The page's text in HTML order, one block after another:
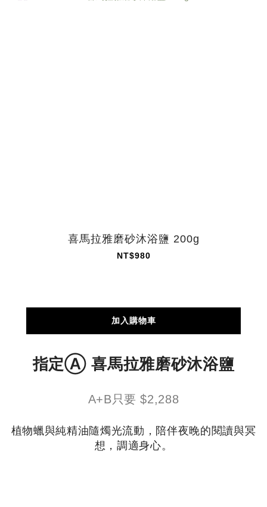
喜馬拉雅磨砂沐浴鹽 200g
NT$980
加入購物車
指定Ⓐ 喜馬拉雅磨砂沐浴鹽
A+B只要 $2,288
植物蠟與純精油隨燭光流動，陪伴夜晚的閱讀與冥
想，調適身心。